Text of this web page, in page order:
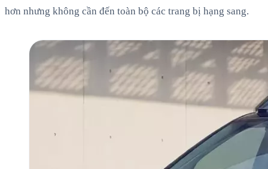
hơn nhưng không cần đến toàn bộ các trang bị hạng sang.